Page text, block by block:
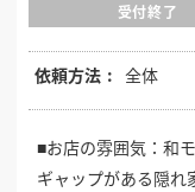
店舗設計施工.com
内装の費用相場シミ
掲載希望のデザイン
受付終了
依頼方法 全体
■お店の雰囲気：和
ギャップがある隠れ